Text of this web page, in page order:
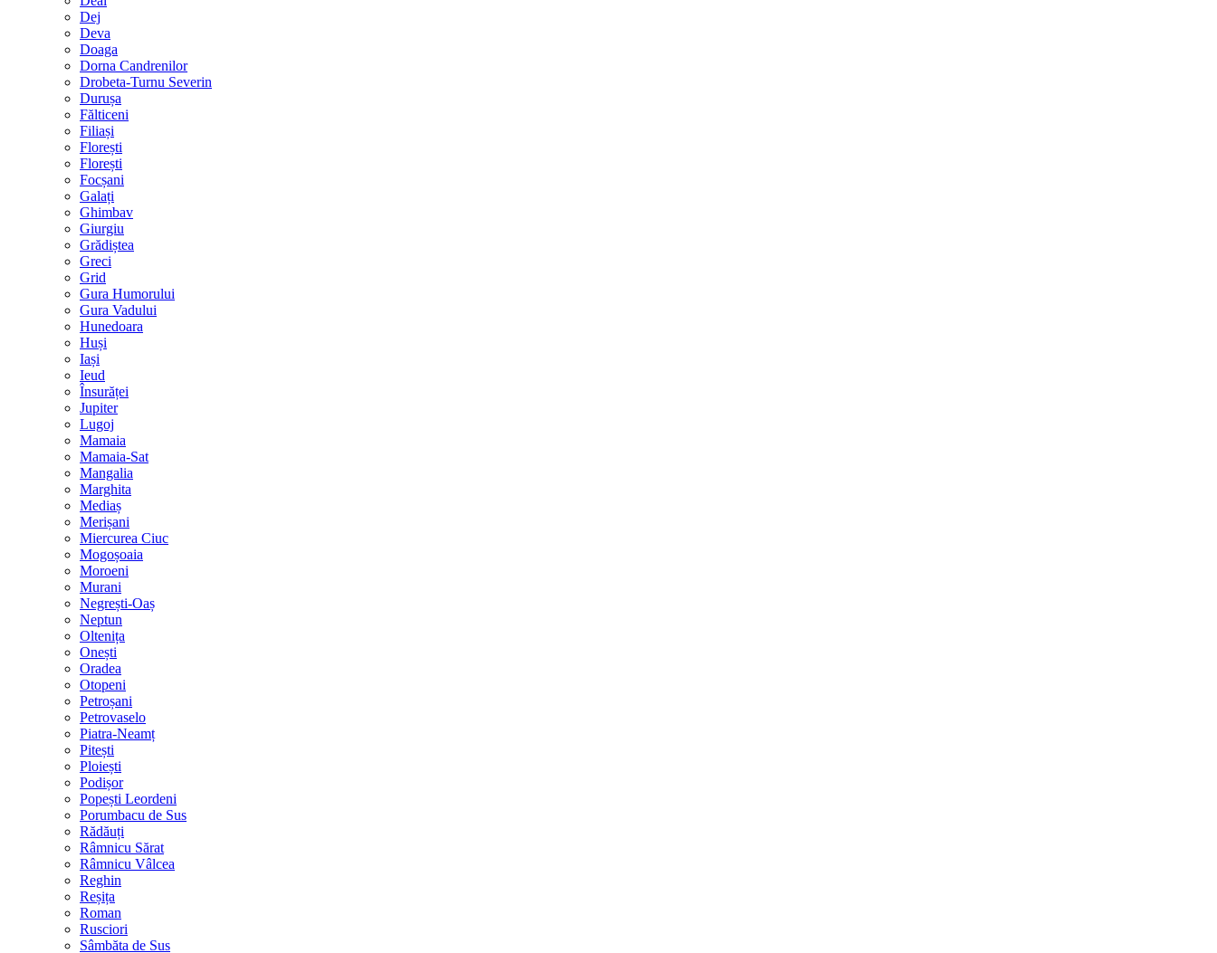
Dej
Deva
Doaga
Dorna Candrenilor
Drobeta-Turnu Severin
Durușa
Fălticeni
Filiași
Florești
Florești
Focșani
Galați
Ghimbav
Giurgiu
Grădiștea
Greci
Grid
Gura Humorului
Gura Vadului
Hunedoara
Huși
Iași
Ieud
Însurăței
Jupiter
Lugoj
Mamaia
Mamaia-Sat
Mangalia
Marghita
Mediaș
Merișani
Miercurea Ciuc
Mogoșoaia
Moroeni
Murani
Negrești-Oaș
Neptun
Oltenița
Onești
Oradea
Otopeni
Petroșani
Petrovaselo
Piatra-Neamț
Pitești
Ploiești
Podișor
Popești Leordeni
Porumbacu de Sus
Rădăuți
Râmnicu Sărat
Râmnicu Vâlcea
Reghin
Reșița
Roman
Rusciori
Sâmbăta de Sus